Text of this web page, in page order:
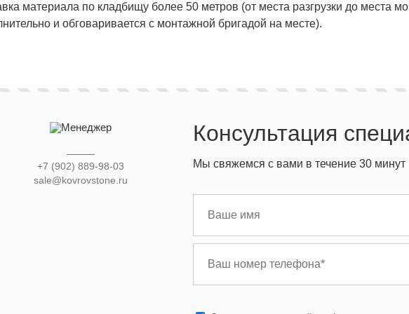
материала по кладбищу более 50 метров (от места разгрузки до места
и обговаривается с монтажной бригадой на месте).
+7 (902) 889-98-03
sale@kovrovstone.ru
Консультация
Мы свяжемся с вами в течение 30 минут